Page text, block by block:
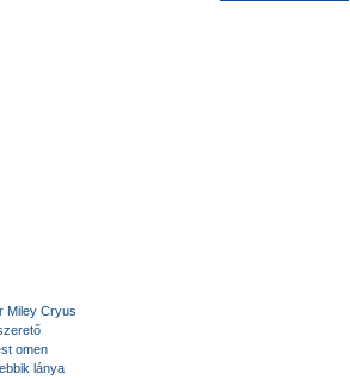
Miley Cryus
omen
lánya